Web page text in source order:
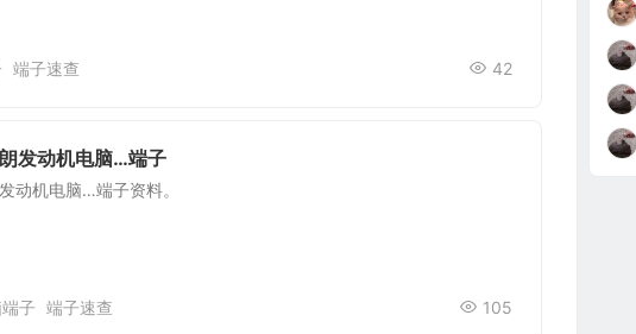
42
端子速查
发动机电脑…端子
动机电脑…端子资料。
105
子 端子速查